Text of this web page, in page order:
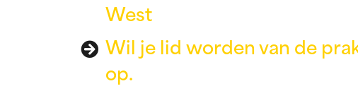
West
Wil je lid worden van de
op.